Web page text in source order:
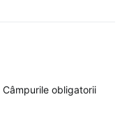
Câmpurile obligatorii